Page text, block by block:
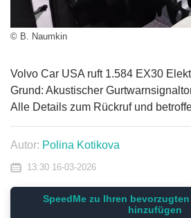
© B. Naumkin
Volvo Car USA ruft 1.584 EX30
Grund: Akustischer
Alle Details zum Rückruf und
Autor: Polina Kotikova
13:30 16-03-2026
SpeedMe zu Ihren
hinzufügen